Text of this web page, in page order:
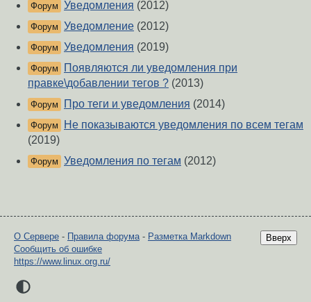
Форум Уведомления (2012)
Форум Уведомление (2012)
Форум Уведомления (2019)
Форум
Появляются ли уведомления при
правке\добавлении тегов ? (2013)
Форум Про теги и уведомления (2014)
Форум
Не показываются уведомления по всем тегам
(2019)
Форум Уведомления по тегам (2012)
Вверх
О Сервере - Правила форума- Разметка Markdown
Сообщить об ошибке
https://www.linux.org.ru/